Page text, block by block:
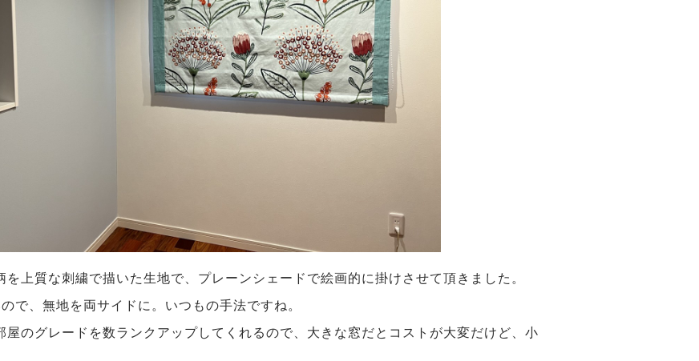
上質な刺繍で描いた生地で、プレーンシェードで絵画的に掛けさせて頂きました。
で、無地を両サイドに。いつもの手法ですね。
のグレードを数ランクアップしてくれるので、大きな窓だとコストが大変だけど、小